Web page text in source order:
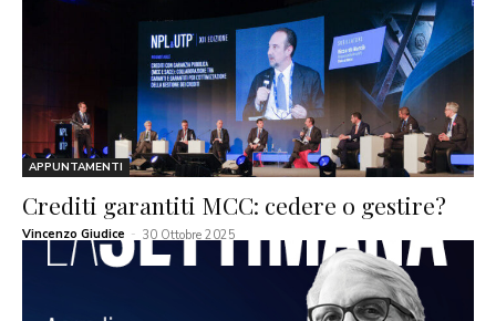
APPUNTAMENTI
Crediti garantiti MCC: cedere o gestire?
Vincenzo Giudice - 30 Ottobre 2025